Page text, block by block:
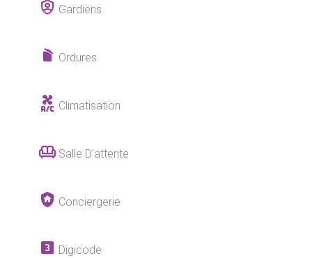
Gardiens
Ordures
Climatisation
Salle D'attente
Conciergerie
Digicode